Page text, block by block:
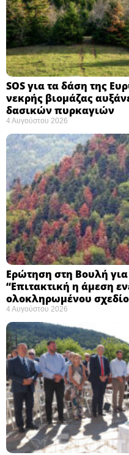
SOS για τα δάση της
νεκρής βιομάζας
δασικών πυρκαγιών
4 Αυγούστου 2026
Ερώτηση στη Βουλή για
“Eπιτακτική η άμεση
ολοκληρωμένου
4 Αυγούστου 2026